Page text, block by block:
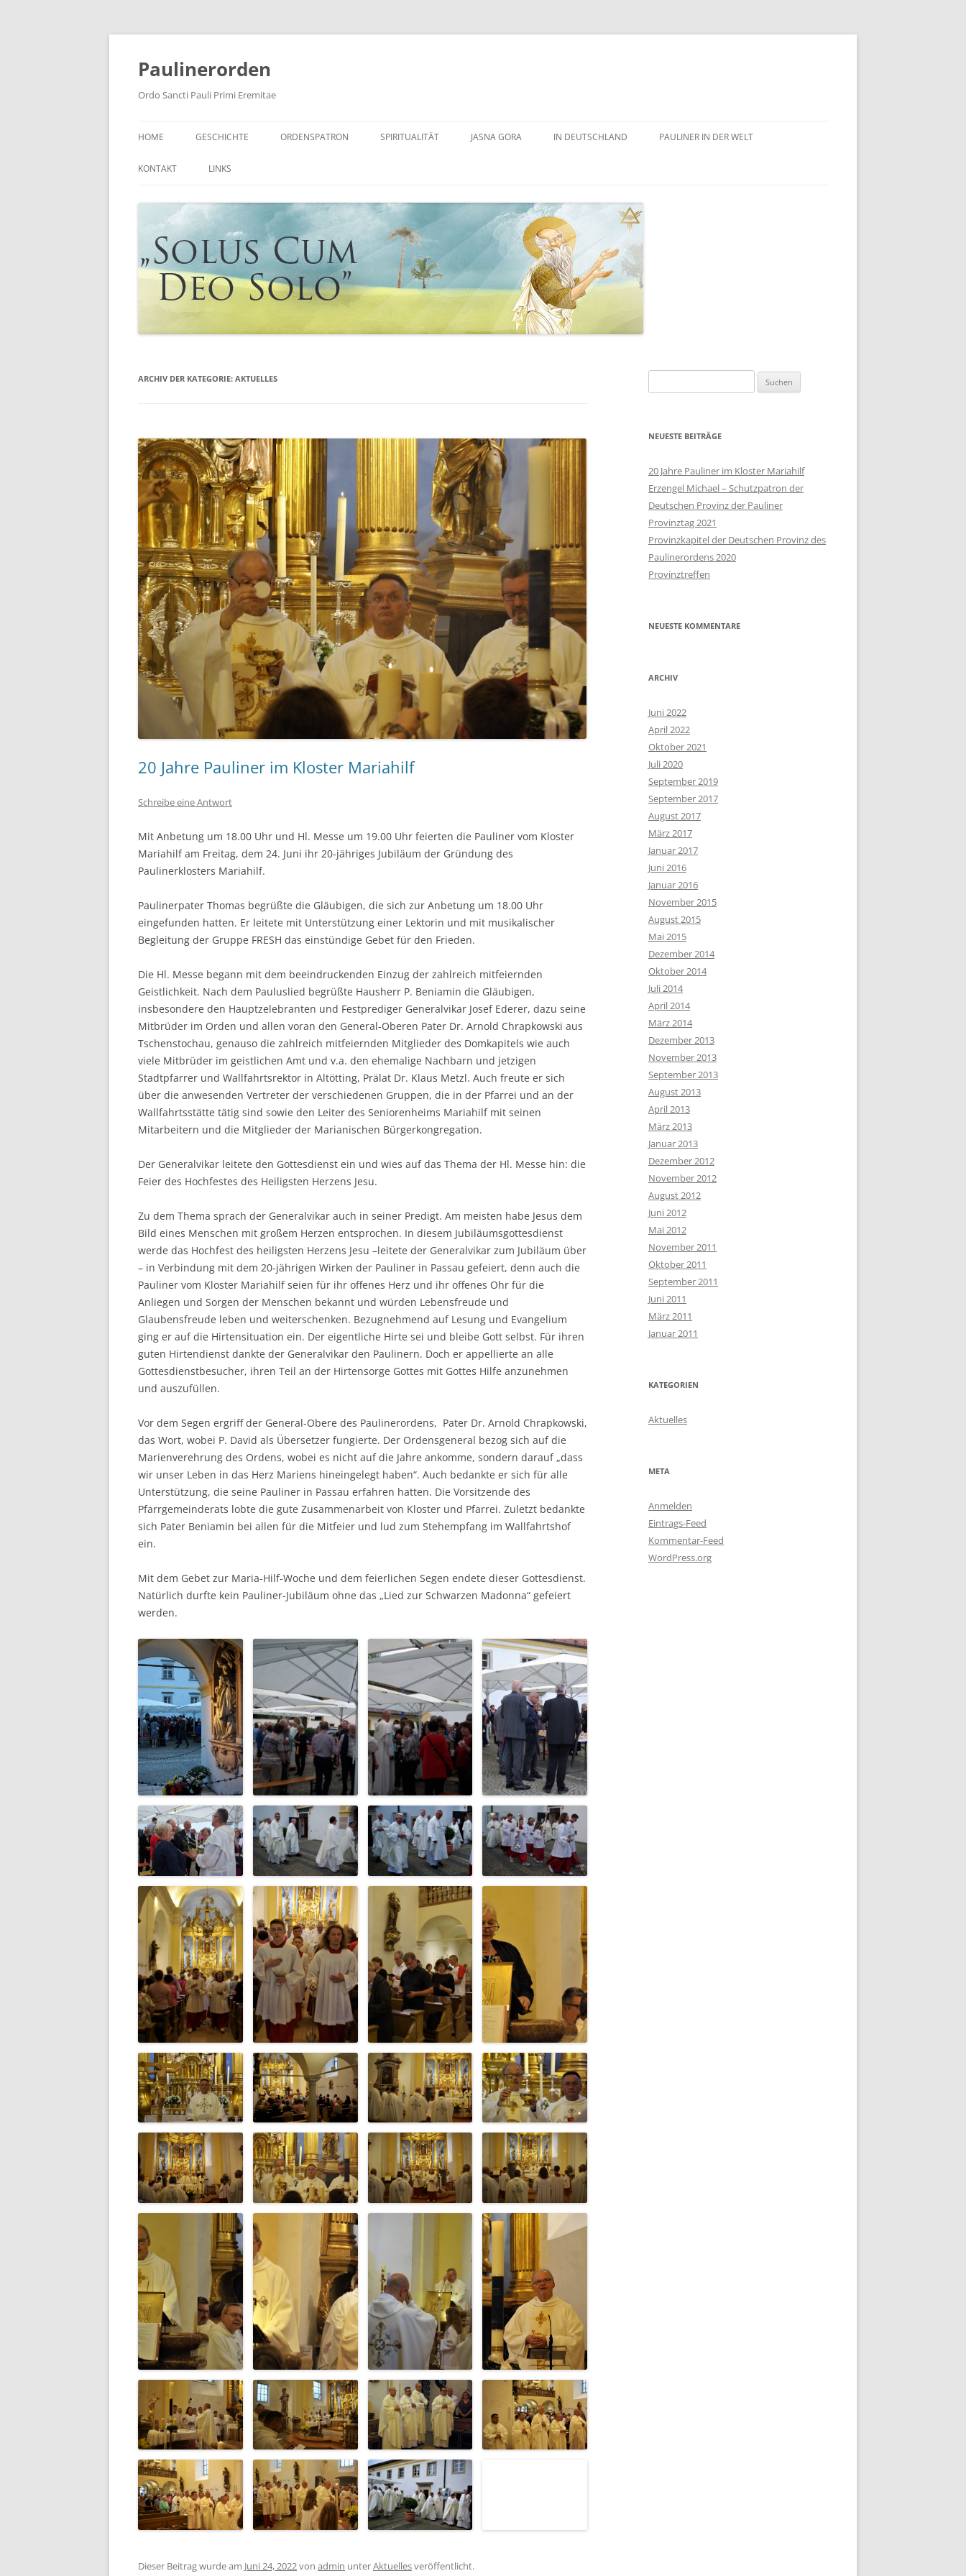
Zum
springen
Paulinerorden
Ordo Sancti Pauli Primi Eremitae
HOME GESCHICHTE
DER PAULINERORDEN HEUTE
WAPPEN UND FAHNE
ORDENSPATRON
DER ORDENSPATRON
SPIRITUALITÄT JASNA GORA IN DEUTSCHLAND
PASSAU
TODTMOOS
PAULINER IN DER WELT
SLOWAKEI
TSCHECHISCHE REPUBLIK
UNGARN
VEREINIGTE STAATEN
KONTAKT LINKS
ARCHIV DER KATEGORIE: AKTUELLES
20 Jahre Pauliner im Kloster Mariahilf
Schreibe eine Antwort
Mit Anbetung um 18.00 Uhr und Hl. Messe um 19.00 Uhr feierten die Pauliner vom Kloster
Mariahilf am Freitag, dem 24. Juni ihr 20-jähriges Jubiläum der Gründung des
Paulinerklosters Mariahilf.
Paulinerpater Thomas begrüßte die Gläubigen, die sich zur Anbetung um 18.00 Uhr
eingefunden hatten. Er leitete mit Unterstützung einer Lektorin und mit musikalischer
Begleitung der Gruppe FRESH das einstündige Gebet für den Frieden.
Die Hl. Messe begann mit dem beeindruckenden Einzug der zahlreich mitfeiernden
Geistlichkeit. Nach dem Pauluslied begrüßte Hausherr P. Beniamin die Gläubigen,
insbesondere den Hauptzelebranten und Festprediger Generalvikar Josef Ederer, dazu seine
Mitbrüder im Orden und allen voran den General-Oberen Pater Dr. Arnold Chrapkowski aus
Tschenstochau, genauso die zahlreich mitfeiernden Mitglieder des Domkapitels wie auch
viele Mitbrüder im geistlichen Amt und v.a. den ehemalige Nachbarn und jetzigen
Stadtpfarrer und Wallfahrtsrektor in Altötting, Prälat Dr. Klaus Metzl. Auch freute er sich
über die anwesenden Vertreter der verschiedenen Gruppen, die in der Pfarrei und an der
Wallfahrtsstätte tätig sind sowie den Leiter des Seniorenheims Mariahilf mit seinen
Mitarbeitern und die Mitglieder der Marianischen Bürgerkongregation.
Der Generalvikar leitete den Gottesdienst ein und wies auf das Thema der Hl. Messe hin: die
Feier des Hochfestes des Heiligsten Herzens Jesu.
Zu dem Thema sprach der Generalvikar auch in seiner Predigt. Am meisten habe Jesus dem
Bild eines Menschen mit großem Herzen entsprochen. In diesem Jubiläumsgottesdienst
werde das Hochfest des heiligsten Herzens Jesu –leitete der Generalvikar zum Jubiläum über
– in Verbindung mit dem 20-jährigen Wirken der Pauliner in Passau gefeiert, denn auch die
Pauliner vom Kloster Mariahilf seien für ihr offenes Herz und ihr offenes Ohr für die
Anliegen und Sorgen der Menschen bekannt und würden Lebensfreude und
Glaubensfreude leben und weiterschenken. Bezugnehmend auf Lesung und Evangelium
ging er auf die Hirtensituation ein. Der eigentliche Hirte sei und bleibe Gott selbst. Für ihren
guten Hirtendienst dankte der Generalvikar den Paulinern. Doch er appellierte an alle
Gottesdienstbesucher, ihren Teil an der Hirtensorge Gottes mit Gottes Hilfe anzunehmen
und auszufüllen.
Vor dem Segen ergriff der General-Obere des Paulinerordens, Pater Dr. Arnold Chrapkowski,
das Wort, wobei P. David als Übersetzer fungierte. Der Ordensgeneral bezog sich auf die
Marienverehrung des Ordens, wobei es nicht auf die Jahre ankomme, sondern darauf „dass
wir unser Leben in das Herz Mariens hineingelegt haben“. Auch bedankte er sich für alle
Unterstützung, die seine Pauliner in Passau erfahren hatten. Die Vorsitzende des
Pfarrgemeinderats lobte die gute Zusammenarbeit von Kloster und Pfarrei. Zuletzt bedankte
sich Pater Beniamin bei allen für die Mitfeier und lud zum Stehempfang im Wallfahrtshof
ein.
Mit dem Gebet zur Maria-Hilf-Woche und dem feierlichen Segen endete dieser Gottesdienst.
Natürlich durfte kein Pauliner-Jubiläum ohne das „Lied zur Schwarzen Madonna“ gefeiert
werden.
Dieser Beitrag wurde am Juni 24, 2022von admin unterAktuellesveröffentlicht.
nach:
NEUESTE BEITRÄGE
20 Jahre Pauliner im Kloster Mariahilf
Erzengel Michael – Schutzpatron der
Deutschen Provinz der Pauliner
Provinztag 2021
Provinzkapitel der Deutschen Provinz des
Paulinerordens 2020
Provinztreffen
NEUESTE KOMMENTARE
ARCHIV
Juni 2022
April 2022
Oktober 2021
Juli 2020
September 2019
September 2017
August 2017
März 2017
Januar 2017
Juni 2016
Januar 2016
November 2015
August 2015
Mai 2015
Dezember 2014
Oktober 2014
Juli 2014
April 2014
März 2014
Dezember 2013
November 2013
September 2013
August 2013
April 2013
März 2013
Januar 2013
Dezember 2012
November 2012
August 2012
Juni 2012
Mai 2012
November 2011
Oktober 2011
September 2011
Juni 2011
März 2011
Januar 2011
KATEGORIEN
Aktuelles
META
Anmelden
Eintrags-Feed
Kommentar-Feed
WordPress.org